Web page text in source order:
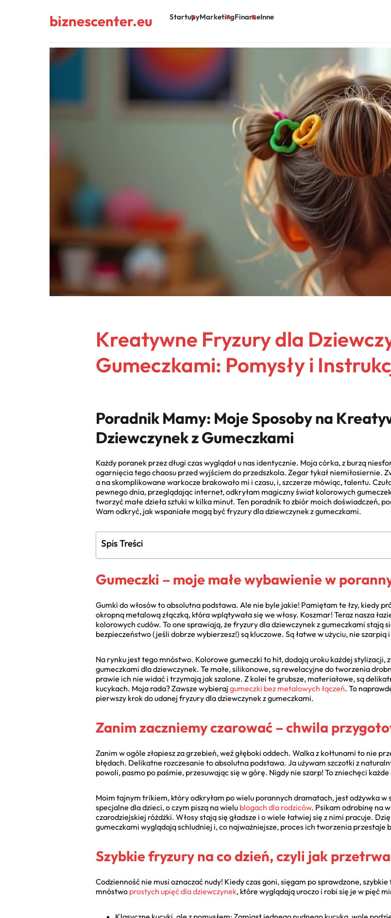
biznescenter.eu StartupyMarketingFinanseInne
Kreatywne Fryzury dla
Gumeczkami: Pomysły i
Poradnik Mamy: Moje Sposoby na
Dziewczynek z Gumeczkami
Każdy poranek przez długi czas wyglądał u nas identycznie. Moja córka, z burzą
ogarnięcia tego chaosu przed wyjściem do przedszkola. Zegar tykał niemiłosiernie.
a na skomplikowane warkocze brakowało mi i czasu, i, szczerze mówiąc, talentu.
pewnego dnia, przeglądając internet, odkryłam magiczny świat kolorowych
tworzyć małe dzieła sztuki w kilka minut. Ten poradnik to zbiór moich doświadczeń,
Wam odkryć, jak wspaniałe mogą być fryzury dla dziewczynek z gumeczkami.
Spis Treści
Gumeczki – moje małe wybawienie w
Gumki do włosów to absolutna podstawa. Ale nie byle jakie! Pamiętam te łzy, kiedy
okropną metalową złączką, która wplątywała się we włosy. Koszmar! Teraz nasza
kolorowych cudów. To one sprawiają, że fryzury dla dziewczynek z gumeczkami stają
bezpieczeństwo (jeśli dobrze wybierzesz!) są kluczowe. Są łatwe w użyciu, nie
Na rynku jest tego mnóstwo. Kolorowe gumeczki to hit, dodają uroku każdej stylizacji,
gumeczkami dla dziewczynek. Te małe, silikonowe, są rewelacyjne do tworzenia
prawie ich nie widać i trzymają jak szalone. Z kolei te grubsze, materiałowe, są
kucykach. Moja rada? Zawsze wybieraj gumeczki bez metalowych łączeń. To
pierwszy krok do udanej fryzury dla dziewczynek z gumeczkami.
Zanim zaczniemy czarować – chwila
Zanim w ogóle złapiesz za grzebień, weź głęboki oddech. Walka z kołtunami to nie
błędach. Delikatne rozczesanie to absolutna podstawa. Ja używam szczotki z
powoli, pasmo po paśmie, przesuwając się w górę. Nigdy nie szarp! To zniechęci
Moim tajnym trikiem, który odkryłam po wielu porannych dramatach, jest odżywka w
specjalne dla dzieci, o czym piszą na wielu blogach dla rodziców. Psikam odrobinę na
czarodziejskiej różdżki. Włosy stają się gładsze i o wiele łatwiej się z nimi pracuje.
gumeczkami wyglądają schludniej i, co najważniejsze, proces ich tworzenia przestaje
Szybkie fryzury na co dzień, czyli jak
Codzienność nie musi oznaczać nudy! Kiedy czas goni, sięgam po sprawdzone,
mnóstwo prostych upięć dla dziewczynek, które wyglądają uroczo i robi się je w pięć